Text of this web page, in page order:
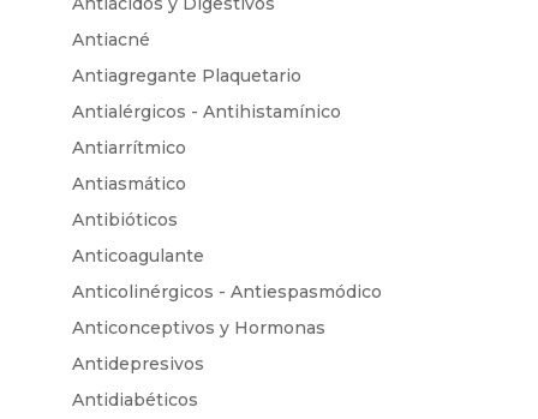
Antiacné
Antiagregante Plaquetario
Antialérgicos - Antihistamínico
Antiarrítmico
Antiasmático
Antibióticos
Anticoagulante
Anticolinérgicos - Antiespasmódico
Anticonceptivos y Hormonas
Antidepresivos
Antidiabéticos